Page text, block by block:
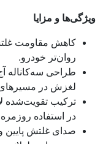
ویژگی‌ها و مزایا
کاهش مقاومت
روان‌تر خودرو.
طراحی سه‌کاناله
لغزش در
ترکیب تقویت‌شده
در استفاده
صدای غلتش پایین